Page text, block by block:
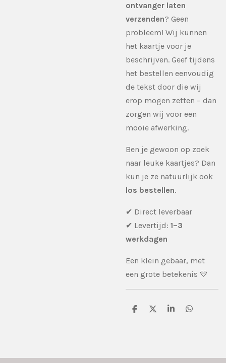
ontvanger laten
verzenden? Geen
probleem! Wij kunnen
het kaartje voor je
beschrijven. Geef tijdens
het bestellen eenvoudig
de tekst door die wij
erop mogen zetten – dan
zorgen wij voor een
mooie afwerking.
Ben je gewoon op zoek
naar leuke kaartjes? Dan
kun je ze natuurlijk ook
los bestellen.
✔ Direct leverbaar
✔ Levertijd: 1–3
werkdagen
Een klein gebaar, met
een grote betekenis 💛
D
D
S
D